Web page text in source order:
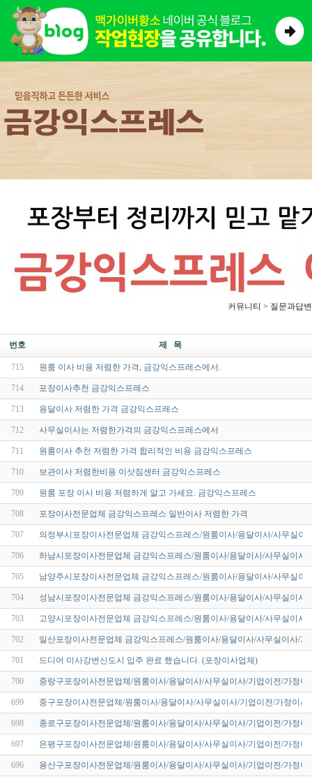
커뮤니티 > 질문과답변
번호 제 목
715 원룸 이사 비용 저렴한 가격, 금강익스프레스에서.
714 포장이사추천 금강익스프레스
713 용달이사 저렴한 가격 금강익스프레스
712 사무실이사는 저렴한가격의 금강익스프레스에서
711 원룸이사 추천 저렴한 가격 합리적인 비용 금강익스프레스
710 보관이사 저렴한비용 이삿짐센터 금강익스프레스
709 원룸 포장 이사 비용 저렴하게 알고 가세요. 금강익스프레스
708 포장이사전문업체 금강익스프레스 일반이사 저렴한 가격
707 의정부시포장이사전문업체 금강익스프레스/원룸이사/용달이사/사무실
706 하남시포장이사전문업체 금강익스프레스/원룸이사/용달이사/사무실이
705 남양주시포장이사전문업체 금강익스프레스/원룸이사/용달이사/사무실
704 성남시포장이사전문업체 금강익스프레스/원룸이사/용달이사/사무실이
703 고양시포장이사전문업체 금강익스프레스/원룸이사/용달이사/사무실이
702 일산포장이사전문업체 금강익스프레스/원룸이사/용달이사/사무실이사/
701 드디어 미사강변신도시 입주 완료 했습니다. (포장이사업체)
700 중랑구포장이사전문업체/원룸이사/용달이사/사무실이사/기업이전/가정
699 중구포장이사전문업체/원룸이사/용달이사/사무실이사/기업이전/가정이
698 종로구포장이사전문업체/원룸이사/용달이사/사무실이사/기업이전/가정
697 은평구포장이사전문업체/원룸이사/용달이사/사무실이사/기업이전/가정
696 용산구포장이사전문업체/원룸이사/용달이사/사무실이사/기업이전/가정